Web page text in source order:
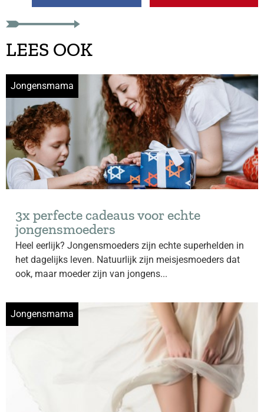
LEES OOK
Jongensmama
3x perfecte cadeaus voor echte
jongensmoeders
Heel eerlijk? Jongensmoeders zijn echte superhelden in
het dagelijks leven. Natuurlijk zijn meisjesmoeders dat
ook, maar moeder zijn van jongens...
Jongensmama